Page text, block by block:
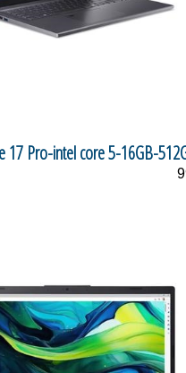
17 Pro-intel core 5-16GB-